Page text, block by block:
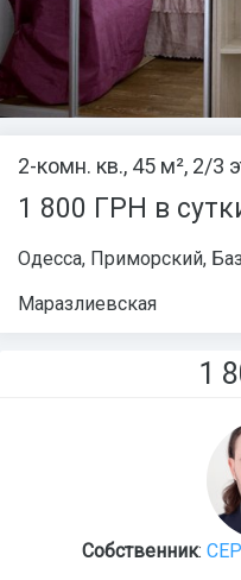
2-комн. кв., 45 м², 2/3
1 800 ГРН в
Одесса, Приморский,
Маразлиевская
1
Собственник: